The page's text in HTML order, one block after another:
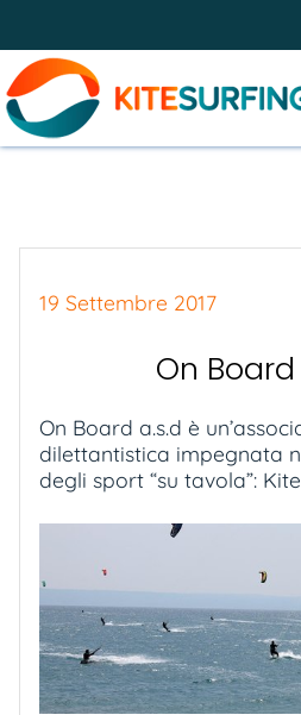
19 Settembre 2017
On Board
On Board a.s.d è
dilettantistica impegnata
degli sport “su tavola”: